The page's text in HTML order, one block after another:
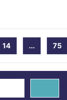
14 ... 75